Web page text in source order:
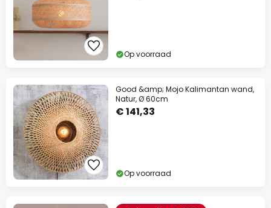
Op voorraad
Good &amp; Mojo Kalimantan wand,
Natur, Ø 60cm
€ 141,33
Op voorraad